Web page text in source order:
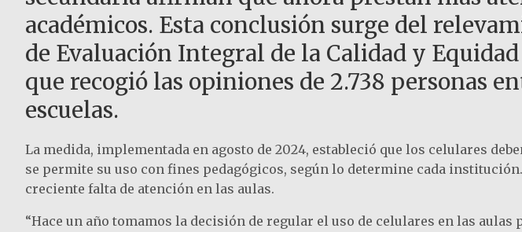
académicos. Esta conclusión surge del
de Evaluación Integral de la Calidad y
que recogió las opiniones de 2.738 personas
escuelas.
La medida, implementada en agosto de 2024, estableció que los celulares
se permite su uso con fines pedagógicos, según lo determine cada
creciente falta de atención en las aulas.
“Hace un año tomamos la decisión de regular el uso de celulares en las